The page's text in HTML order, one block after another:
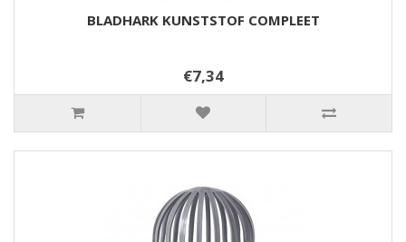
BLADHARK KUNSTSTOF COMPLEET
€7,34